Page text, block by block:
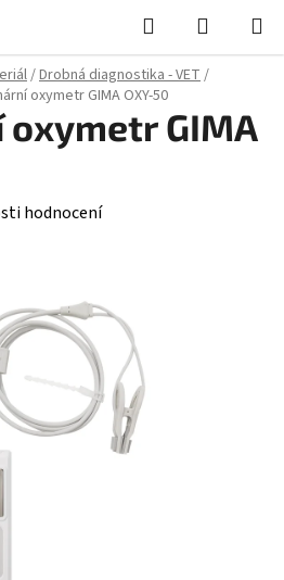
Hledat
KOŠÍK
/Drobná diagnostika - VET/
oxymetr GIMA OXY-50
GIMA
hodnocení